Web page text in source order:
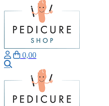
0,00